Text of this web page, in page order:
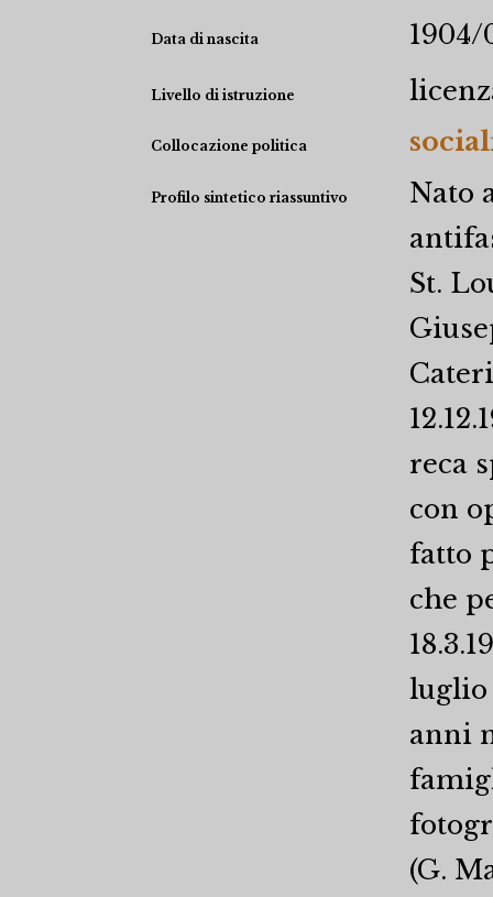
Data di nascita 1904/
Livello di istruzione
Collocazione politica
Profilo sintetico riassuntivo
Nato
St.
reca
con
fatto
che
luglio
anni
(G.